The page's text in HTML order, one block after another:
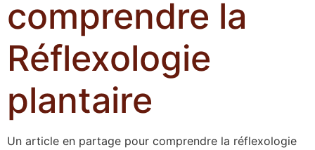
comprendre la
Réflexologie
plantaire
Un article en partage pour comprendre la réflexologie